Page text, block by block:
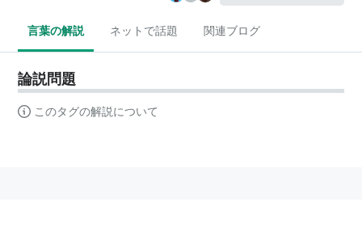
言葉の解説 ネットで話題 関連ブログ
論説問題
このタグの解説について